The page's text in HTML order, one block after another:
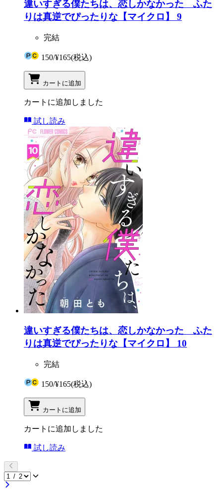
違いすぎる僕たちは、恋しかなかった ふた
りは真逆でぴったりな【マイクロ】 9
完結
150/¥165(税込)
カートに追加
カートに追加しました
試し読み
違いすぎる僕たちは、恋しかなかった ふた
りは真逆でぴったりな【マイクロ】 10
完結
150/¥165(税込)
カートに追加
カートに追加しました
試し読み